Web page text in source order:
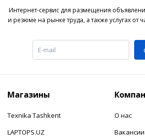
Интернет-сервис для размещения
и резюме на рынке труда, а также услугах от
Магазины
Texnika Tashkent
LAPTOPS.UZ
О нас
Вакансии